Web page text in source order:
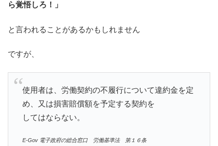
ら覚悟しろ！」
と言われることがあるかもしれません
ですが、
使用者は、労働契約の不履行について違約金を定
め、又は損害賠償額を予定する契約を
してはならない。
E-Gov 電子政府の総合窓口 労働基準法 第１６条